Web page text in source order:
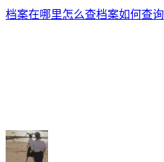
档案在哪里怎么查档案如何查询